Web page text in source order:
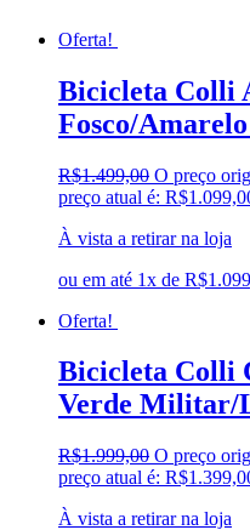
Oferta!
Bicicleta Colli
Fosco/
R$1.499,00 O preço
preço atual é:
À vista a retirar na loja
ou em até 1x de
Oferta!
Bicicleta Colli
Verde Militar/
R$1.999,00 O preço
preço atual é:
À vista a retirar na loja